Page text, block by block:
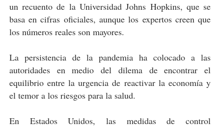
un recuento de la Universidad Johns Hopkins, que se
basa en cifras oficiales, aunque los expertos creen que
los números reales son mayores.
La persistencia de la pandemia ha colocado a las
autoridades en medio del dilema de encontrar el
equilibrio entre la urgencia de reactivar la economía y
el temor a los riesgos para la salud.
En Estados Unidos, las medidas de control